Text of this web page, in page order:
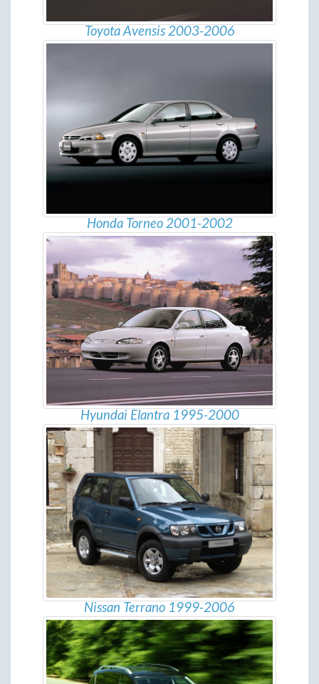
Toyota Avensis 2003-2006
Honda Torneo 2001-2002
Hyundai Elantra 1995-2000
Nissan Terrano 1999-2006